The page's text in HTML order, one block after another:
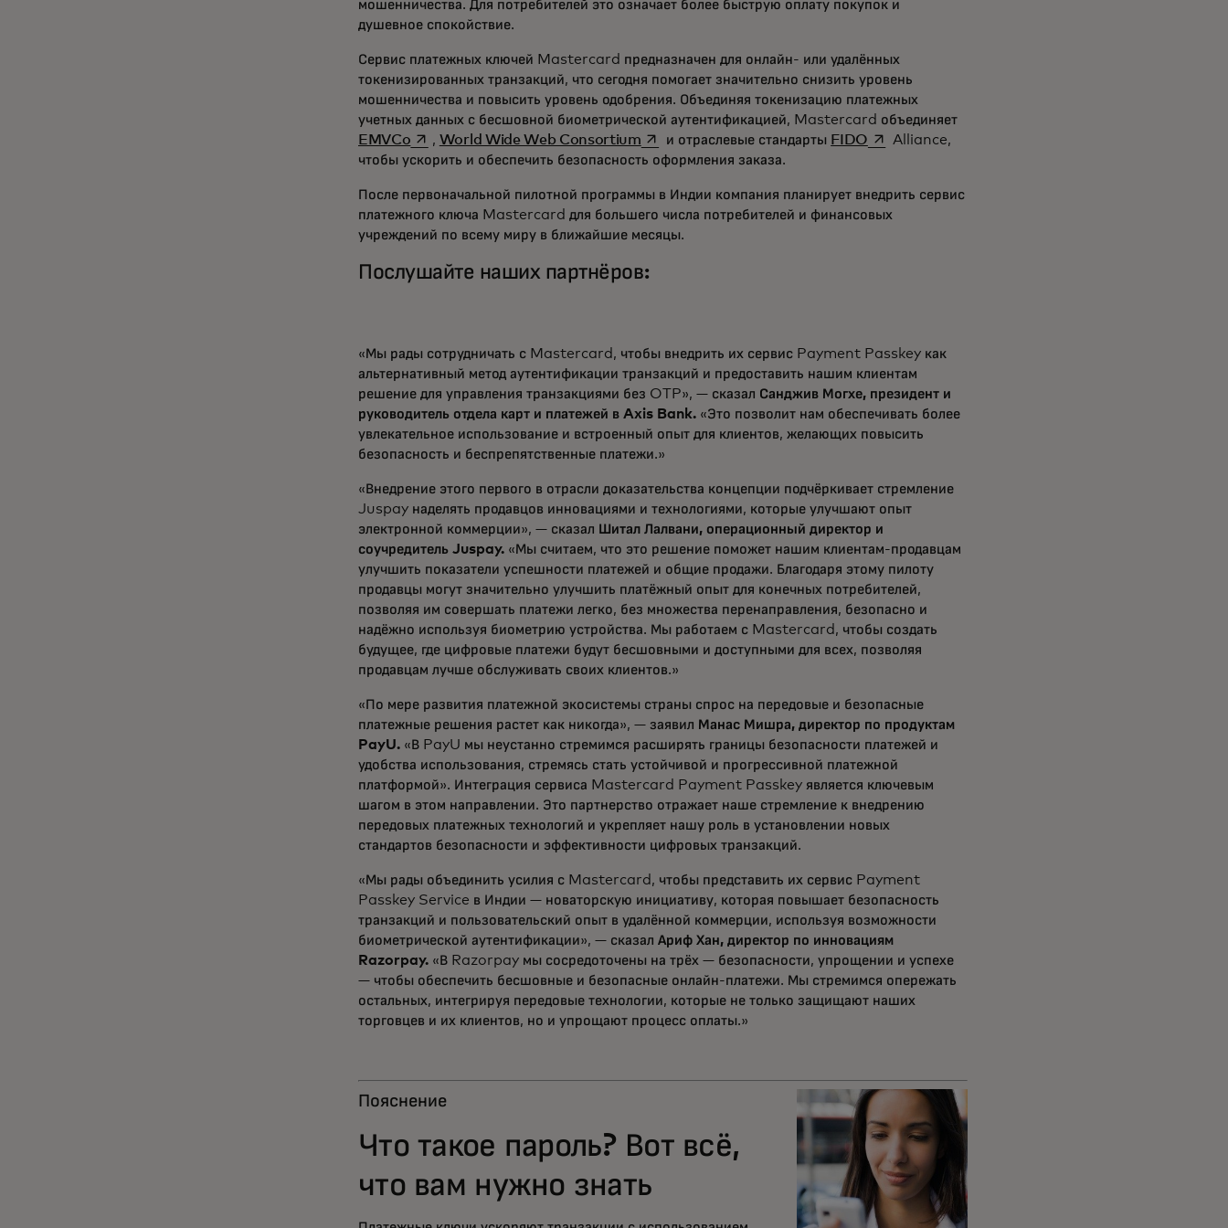
мошенничества. Для потребителей это означает более быструю оплату покупок и
душевное спокойствие.
Сервис платежных ключей Mastercard предназначен для онлайн- или удалённых
токенизированных транзакций, что сегодня помогает значительно снизить уровень
мошенничества и повысить уровень одобрения. Объединяя токенизацию платежных
учетных данных с бесшовной биометрической аутентификацией, Mastercard объединяет
EMVCoopens in a new tab
, World Wide Web Consortiumopens in a new tab
и отраслевые стандарты FIDOopens in a new tab
Alliance,
чтобы ускорить и обеспечить безопасность оформления заказа.
После первоначальной пилотной программы в Индии компания планирует внедрить сервис
платежного ключа Mastercard для большего числа потребителей и финансовых
учреждений по всему миру в ближайшие месяцы.
Послушайте наших партнёров:
«Мы рады сотрудничать с Mastercard, чтобы внедрить их сервис Payment Passkey как
альтернативный метод аутентификации транзакций и предоставить нашим клиентам
решение для управления транзакциями без OTP», — сказал Санджив Могхе, президент и
руководитель отдела карт и платежей в Axis Bank. «Это позволит нам обеспечивать более
увлекательное использование и встроенный опыт для клиентов, желающих повысить
безопасность и беспрепятственные платежи.»
«Внедрение этого первого в отрасли доказательства концепции подчёркивает стремление
Juspay наделять продавцов инновациями и технологиями, которые улучшают опыт
электронной коммерции», — сказал Шитал Лалвани, операционный директор и
соучредитель Juspay. «Мы считаем, что это решение поможет нашим клиентам-продавцам
улучшить показатели успешности платежей и общие продажи. Благодаря этому пилоту
продавцы могут значительно улучшить платёжный опыт для конечных потребителей,
позволяя им совершать платежи легко, без множества перенаправления, безопасно и
надёжно используя биометрию устройства. Мы работаем с Mastercard, чтобы создать
будущее, где цифровые платежи будут бесшовными и доступными для всех, позволяя
продавцам лучше обслуживать своих клиентов.»
«По мере развития платежной экосистемы страны спрос на передовые и безопасные
платежные решения растет как никогда», — заявил Манас Мишра, директор по продуктам
PayU. «В PayU мы неустанно стремимся расширять границы безопасности платежей и
удобства использования, стремясь стать устойчивой и прогрессивной платежной
платформой». Интеграция сервиса Mastercard Payment Passkey является ключевым
шагом в этом направлении. Это партнерство отражает наше стремление к внедрению
передовых платежных технологий и укрепляет нашу роль в установлении новых
стандартов безопасности и эффективности цифровых транзакций.
«Мы рады объединить усилия с Mastercard, чтобы представить их сервис Payment
Passkey Service в Индии — новаторскую инициативу, которая повышает безопасность
транзакций и пользовательский опыт в удалённой коммерции, используя возможности
биометрической аутентификации», — сказал Ариф Хан, директор по инновациям
Razorpay. «В Razorpay мы сосредоточены на трёх — безопасности, упрощении и успехе
— чтобы обеспечить бесшовные и безопасные онлайн-платежи. Мы стремимся опережать
остальных, интегрируя передовые технологии, которые не только защищают наших
торговцев и их клиентов, но и упрощают процесс оплаты.»
Пояснение
Что такое пароль? Вот всё,
что вам нужно знать